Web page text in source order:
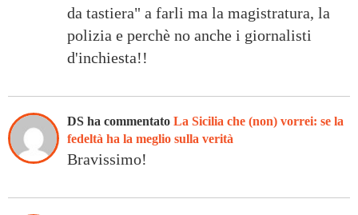
da tastiera" a farli ma la magistratura, la
polizia e perchè no anche i giornalisti
d'inchiesta!!
DS ha commentato La Sicilia che (non) vorrei: se la
fedeltà ha la meglio sulla verità
Bravissimo!